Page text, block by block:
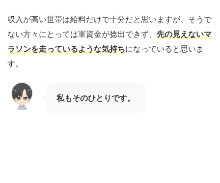
収入が高い世帯は給料だけで十分だと思いますが、そうで
ない方々にとっては軍資金が捻出できず、 先の見えないマ
ラソンを走っているような気持ちになっていると思いま
す。
私もそのひとりです。